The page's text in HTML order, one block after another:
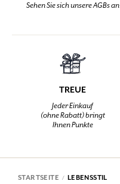
Sehen Sie sich unsere AGBs an
TREUE
Jeder Einkauf
(ohne Rabatt) bringt
Ihnen Punkte
STARTSEITE LEBENSSTIL